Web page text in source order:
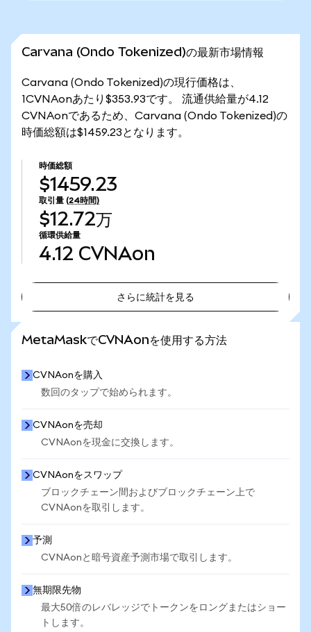
Carvana (Ondo Tokenized)の最新市場情報
Carvana (Ondo Tokenized)の現行価格は、
1CVNAonあたり$353.93です。 流通供給量が4.12
CVNAonであるため、Carvana (Ondo Tokenized)の
時価総額は$1459.23となります。
時価総額
$1459.23
取引量 (24時間)
$12.72万
循環供給量
4.12 CVNAon
さらに統計を見る
MetaMaskでCVNAonを使用する方法
CVNAonを購入
数回のタップで始められます。
CVNAonを売却
CVNAonを現金に交換します。
CVNAonをスワップ
ブロックチェーン間およびブロックチェーン上で
CVNAonを取引します。
予測
CVNAonと暗号資産予測市場で取引します。
無期限先物
最大50倍のレバレッジでトークンをロングまたはショー
トします。